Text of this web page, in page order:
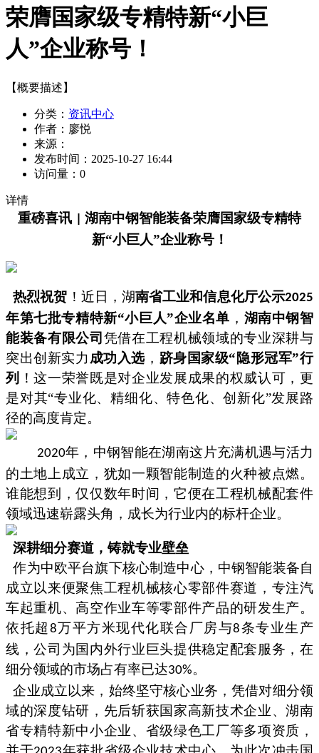
荣膺国家级专精特新“小巨
人”企业称号！
【概要描述】
分类： 资讯中心
作者： 廖悦
来源：
发布时间： 2025-10-27 16:44
访问量： 0
详情
重磅喜讯
湖南中钢智能装备荣膺国家级专精特
新“小巨人”企业称号！
热烈祝贺 ！近日，湖南省工业和信息化厅公示2025
年第七批专精特新“小巨人”企业名单 ， 湖南中钢智
能装备有限公司 凭借在工程机械领域的专业深耕与
突出创新实力成功入选， 跻身国家级“隐形冠军”行
列
！这一荣誉既是对企业发展成果的权威认可，更
是对其“专业化、精细化、特色化、创新化”发展路
径的高度肯定。
2020年，中钢智能在湖南这片充满机遇与活力
的土地上成立，犹如一颗智能制造的火种被点燃。
谁能想到，仅仅数年时间，它便在工程机械配套件
领域迅速崭露头角，成长为行业内的标杆企业。
深耕细分赛道，铸就专业壁垒
作为中欧平台旗下核心制造中心，中钢智能装备自
成立以来便聚焦工程机械核心零部件赛道，专注汽
车起重机、高空作业车等零部件产品的研发生产。
依托超 8万平方米现代化联合厂房与8条专业生产
线，公司为国内外行业巨头提供稳定配套服务，在
细分领域的市场占有率已达30%。
企业成立以来，始终坚守核心业务，凭借对细分领
域的深度钻研，先后斩获国家高新技术企业、湖南
省专精特新中小企业、省级绿色工厂等多项资质，